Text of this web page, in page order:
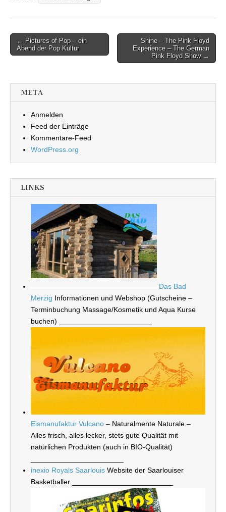
Beitragsnavigation
← Pictures of Pop – ein
Abend der Pop Kultur
Shine – The Pink Floyd
Experience – The German
Pink Floyd Show →
META
Anmelden
Feed der Einträge
Kommentare-Feed
WordPress.org
LINKS
Das Bad
Merzig Informationen und Webshop (Gutscheine –
Terminbuchung Massage/Kosmetik und Aqua Kurse
buchen) _______________________
Eismanufaktur Vulcano – Naturalmente Naturale –
Alles frisch, alles lecker, stets gute Qualität mit
natürlichen Produkten (auch in BIO-Qualität)
inexio Royals Saarlouis Website der Saarlouiser
Basketballer _________________________